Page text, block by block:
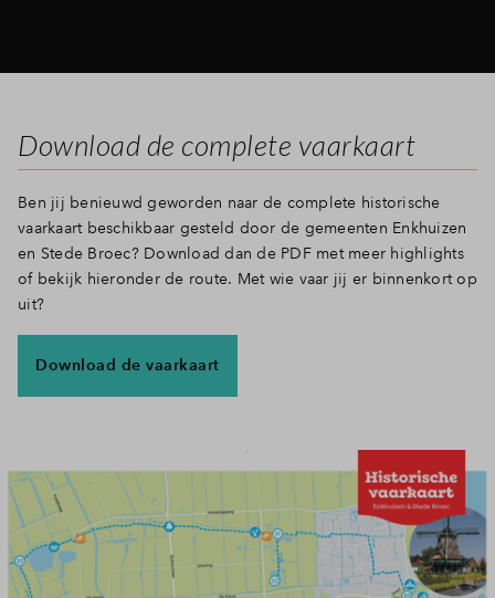
Download de complete vaarkaart
Ben jij benieuwd geworden naar de complete historische
vaarkaart beschikbaar gesteld door de gemeenten Enkhuizen
en Stede Broec? Download dan de PDF met meer highlights
of bekijk hieronder de route. Met wie vaar jij er binnenkort op
uit?
Download de vaarkaart